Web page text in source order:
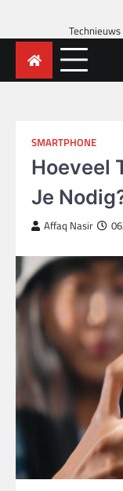
content
SMARTPHONE
Hoeveel
Je
Affaq Nasir